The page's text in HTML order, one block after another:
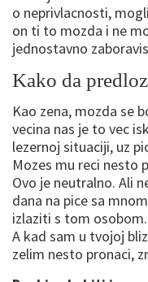
o neprivlacnosti,
on ti to mozda i ne
jednostavno
Kako da
Kao zena, mozda se
vecina nas je to vec
lezernoj situaciji, uz
Mozes mu reci nesto
Ovo je neutralno. Ali
dana na pice sa
izlaziti s tom
A kad sam u tvojoj
zelim nesto pronaci,